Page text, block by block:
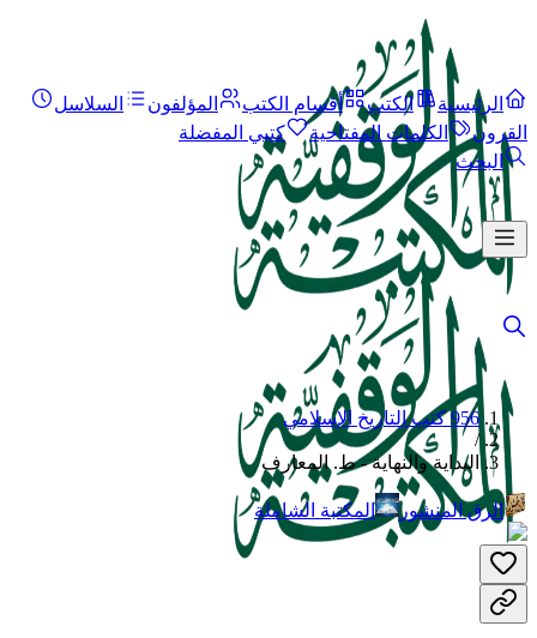
الرئيسية الكتب أقسام الكتب المؤلفون
السلاسل
القرون
الكلمات المفتاحية
كتبي المفضلة
البحث
956 كتب التاريخ الإسلامي
/
البداية والنهاية - ط. المعارف
الرق المنشور المكتبة الشاملة